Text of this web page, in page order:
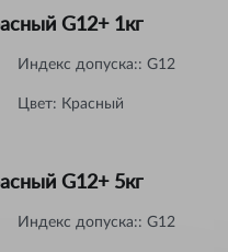
G12+ 1кг
Индекс допуска:: G12
Цвет: Красный
G12+ 5кг
Индекс допуска:: G12